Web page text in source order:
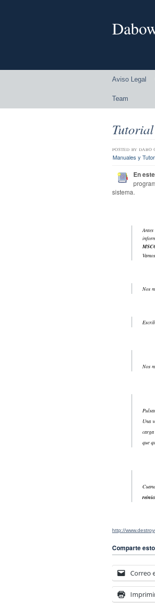
Aviso Legal
Team
posted by dabo
Manuales y
En
sistema.
Nos
Nos
Una
que
http://
Comparte
Correo